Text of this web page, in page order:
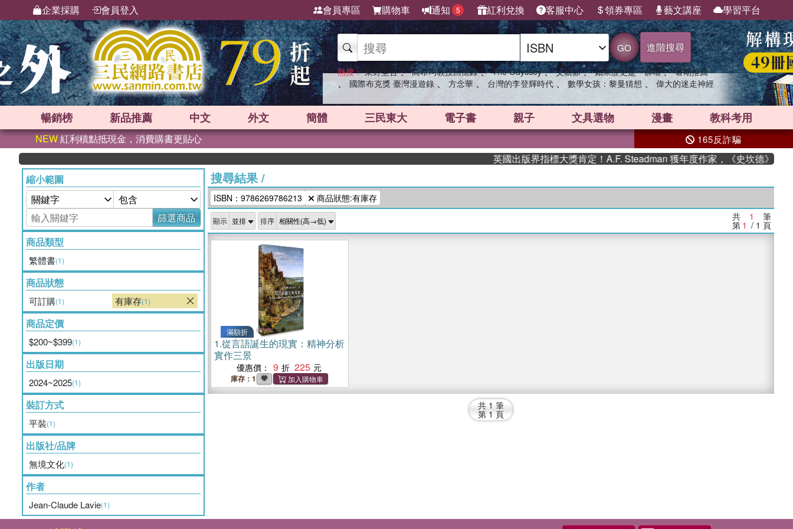
企業採購 會員登入 會員專區 購物車 通知 5 紅利兌換 客服中心 領券專區 藝文講座 學習平台
GO 進階搜尋
熱搜： 東野圭吾 、 高希均教授回憶錄 、 The Odyssey 、 父親節 、 如果歷史是一群喵 、 暑期推薦
、 國際布克獎 臺灣漫遊錄 、 方念華 、 台灣的李登輝時代 、 數學女孩：黎曼猜想 、 偉大的迷走神經
暢銷榜 新品推薦 中文 外文 簡體 三民東大 電子書 親子 文具選物 漫畫 教科考用
NEW紅利積點抵現金，消費購書更貼心 165反詐騙
英國出版界指標大獎肯定！A.F. Steadman 獲年度作家，《史坎德》系列
縮小範圍
篩選商品
商品類型
繁體書(1)
商品狀態
可訂購(1) 有庫存(1)
商品定價
$200~$399(1)
出版日期
2024~2025(1)
裝訂方式
平裝(1)
出版社/品牌
無境文化(1)
作者
Jean-Claude Lavie(1)
搜尋結果/
ISBN：9786269786213 商品狀態:有庫存
顯示 排序 共 1 筆
第 1 / 1 頁
滿額折
1.從言語誕生的現實：精神分析
實作三景
優惠價： 9 225
庫存：1
共 1 筆
第 1 頁